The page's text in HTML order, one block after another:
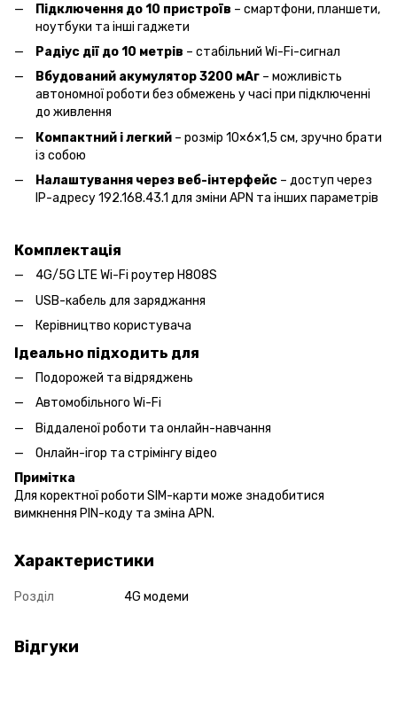
Підключення до 10 пристроїв – смартфони, планшети,
ноутбуки та інші гаджети
Радіус дії до 10 метрів – стабільний Wi-Fi-сигнал
Вбудований акумулятор 3200 мАг – можливість
автономної роботи без обмежень у часі при підключенні
до живлення
Компактний і легкий – розмір 10×6×1,5 см, зручно брати
із собою
Налаштування через веб-інтерфейс – доступ через
IP-адресу 192.168.43.1 для зміни APN та інших параметрів
Комплектація
4G/5G LTE Wi-Fi роутер H808S
USB-кабель для заряджання
Керівництво користувача
Ідеально підходить для
Подорожей та відряджень
Автомобільного Wi-Fi
Віддаленої роботи та онлайн-навчання
Онлайн-ігор та стрімінгу відео
Примітка
Для коректної роботи SIM-карти може знадобитися
вимкнення PIN-коду та зміна APN.
Характеристики
Розділ 4G модеми
Відгуки